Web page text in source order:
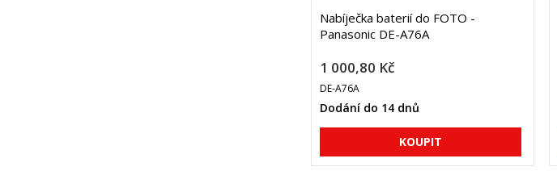
Nabíječka baterií do FOTO -
Panasonic DE-A76A
1 000,80 Kč
DE-A76A
Dodání do 14 dnů